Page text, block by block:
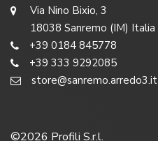
Via Nino Bixio, 3
18038 Sanremo (IM) Italia
+39 0184 845778
+39 333 9292085
store@sanremo.arredo3.it
©2026 Profili S.r.l.